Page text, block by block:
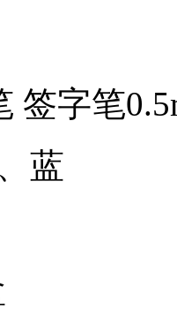
签字笔
蓝